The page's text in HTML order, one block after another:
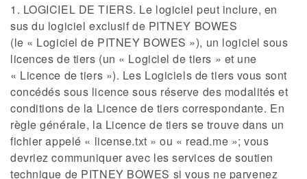
1. LOGICIEL DE TIERS. Le logiciel peut inclure, en
sus du logiciel exclusif de PITNEY BOWES
(le « Logiciel de PITNEY BOWES »), un logiciel sous
licences de tiers (un « Logiciel de tiers » et une
« Licence de tiers »). Les Logiciels de tiers vous sont
concédés sous licence sous réserve des modalités et
conditions de la Licence de tiers correspondante. En
règle générale, la Licence de tiers se trouve dans un
fichier appelé « license.txt » ou « read.me »; vous
devriez communiquer avec les services de soutien
technique de PITNEY BOWES si vous ne parvenez